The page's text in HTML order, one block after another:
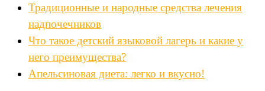
Традиционные и народные средства лечения
надпочечников
Что такое детский языковой лагерь и какие у
него преимущества?
Апельсиновая диета: легко и вкусно!